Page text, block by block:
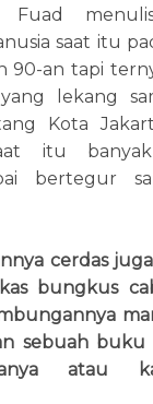
Fuad
saat itu
90-an tapi
lekang
Kota
itu
bertegur
cerdas
bungkus
sebuah buku
atau